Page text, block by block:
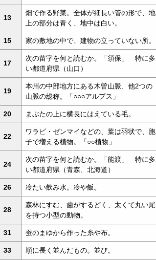
13
畑で作る野菜。全体が細長い管の形で、地
上の部分は青く、地中は白い。
15 家の敷地の中で、建物の立っていない所。
17
次の苗字を何と読むか。「須保」 特に多
い都道府県（山口）
19
本州の中部地方にある木曽山脈、他2つの
山脈の総称。「○○○アルプス」
20 まぶたの上に横長にはえている毛。
22
ワラビ・ゼンマイなどの、葉は羽状で、胞
子で増える植物。「○○植物」
24
次の苗字を何と読むか。「能渡」 特に多
い都道府県（青森、北海道）
26 冷たい飲み水。冷や飯。
28
森林にすむ、歯がするどく、太くて丸い尾
を持つ小型の動物。
31 蚕のまゆから作った糸や布。
33 順に長く並んだもの。並び。